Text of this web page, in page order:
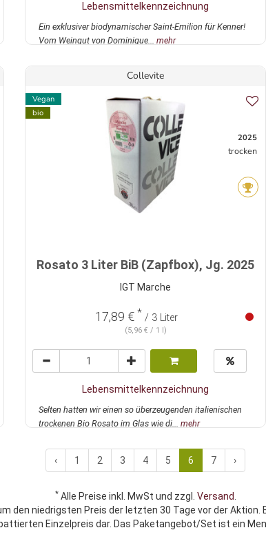
Lebensmittelkennzeichnung
Ein exklusiver biodynamischer Saint-Emilion für Kenner!
Vom Weingut von Dominique... mehr
Collevite
Vegan
bio
2025
trocken
Rosato 3 Liter BiB (Zapfbox), Jg. 2025
IGT Marche
17,89 € * / 3 Liter
(5,96 € / 1 l)
Lebensmittelkennzeichnung
Selten hatten wir einen so überzeugenden italienischen
trockenen Bio Rosato im Glas wie di... mehr
‹ 1 2 3 4 5 6 7 ›
*Alle Preise inkl. MwSt und zzgl. Versand.
den niedrigsten Preis der letzten 30 Tage vor der
Einzelpreis dar. Das Paketangebot/Set ist ein